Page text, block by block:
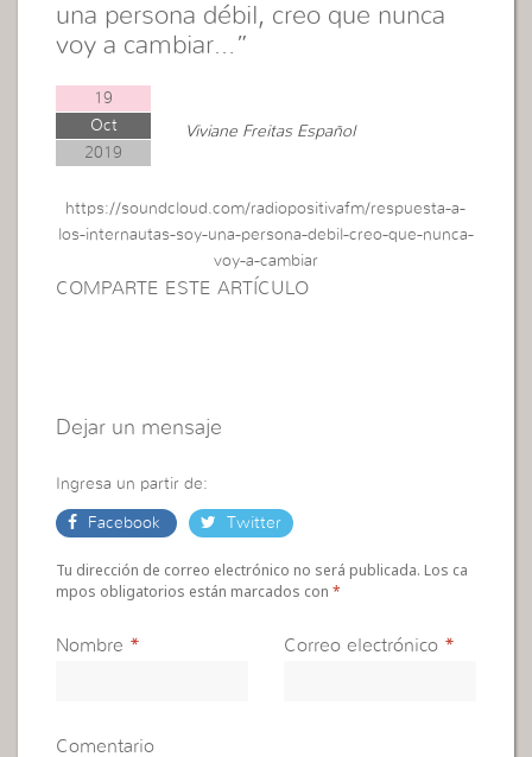
una persona débil, creo que nunca
voy a cambiar…”
19
Oct
2019
Viviane Freitas Español
https://soundcloud.com/radiopositivafm/respuesta-a-
los-internautas-soy-una-persona-debil-creo-que-nunca-
voy-a-cambiar
COMPARTE ESTE ARTÍCULO
Dejar un mensaje
Ingresa un partir de:
Facebook Twitter
Tu dirección de correo electrónico no será publicada. Los ca
mpos obligatorios están marcados con*
Nombre * Correo electrónico *
Comentario